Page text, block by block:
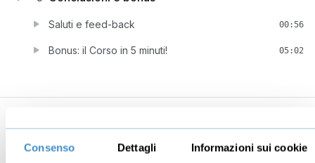
Consenso Dettagli Informazioni sui cookie
Saluti e feed-back 00:56
Bonus: il Corso in 5 minuti! 05:02
Business Digital marketing